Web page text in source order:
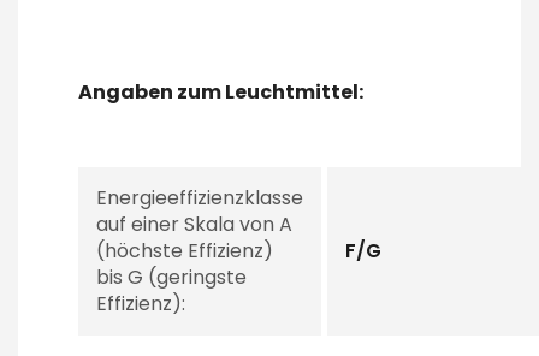
Angaben zum Leuchtmittel:
Energieeffizienzklasse
auf einer Skala von A
(höchste Effizienz)
bis G (geringste
Effizienz):
F/G